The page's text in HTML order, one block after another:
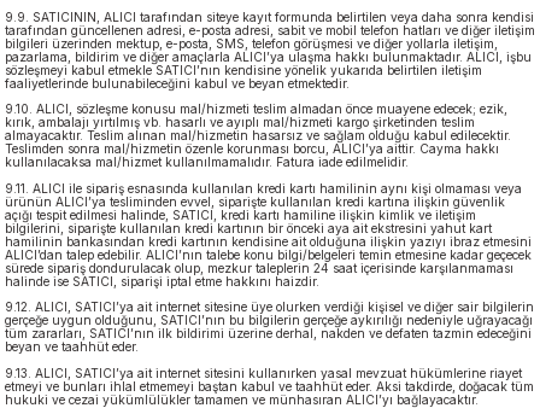
9.9. SATICININ, ALICI tarafından siteye kayıt formunda belirtilen veya daha sonra kendisi
tarafından güncellenen adresi, e-posta adresi, sabit ve mobil telefon hatları ve diğer iletişim
bilgileri üzerinden mektup, e-posta, SMS, telefon görüşmesi ve diğer yollarla iletişim,
pazarlama, bildirim ve diğer amaçlarla ALICI’ya ulaşma hakkı bulunmaktadır. ALICI, işbu
sözleşmeyi kabul etmekle SATICI’nın kendisine yönelik yukarıda belirtilen iletişim
faaliyetlerinde bulunabileceğini kabul ve beyan etmektedir.
9.10. ALICI, sözleşme konusu mal/hizmeti teslim almadan önce muayene edecek; ezik,
kırık, ambalajı yırtılmış vb. hasarlı ve ayıplı mal/hizmeti kargo şirketinden teslim
almayacaktır. Teslim alınan mal/hizmetin hasarsız ve sağlam olduğu kabul edilecektir.
Teslimden sonra mal/hizmetin özenle korunması borcu, ALICI’ya aittir. Cayma hakkı
kullanılacaksa mal/hizmet kullanılmamalıdır. Fatura iade edilmelidir.
9.11. ALICI ile sipariş esnasında kullanılan kredi kartı hamilinin aynı kişi olmaması veya
ürünün ALICI’ya tesliminden evvel, siparişte kullanılan kredi kartına ilişkin güvenlik
açığı tespit edilmesi halinde, SATICI, kredi kartı hamiline ilişkin kimlik ve iletişim
bilgilerini, siparişte kullanılan kredi kartının bir önceki aya ait ekstresini yahut kart
hamilinin bankasından kredi kartının kendisine ait olduğuna ilişkin yazıyı ibraz etmesini
ALICI’dan talep edebilir. ALICI’nın talebe konu bilgi/belgeleri temin etmesine kadar geçecek
sürede sipariş dondurulacak olup, mezkur taleplerin 24 saat içerisinde karşılanmaması
halinde ise SATICI, siparişi iptal etme hakkını haizdir.
9.12. ALICI, SATICI’ya ait internet sitesine üye olurken verdiği kişisel ve diğer sair bilgilerin
gerçeğe uygun olduğunu, SATICI’nın bu bilgilerin gerçeğe aykırılığı nedeniyle uğrayacağı
tüm zararları, SATICI’nın ilk bildirimi üzerine derhal, nakden ve defaten tazmin edeceğini
beyan ve taahhüt eder.
9.13. ALICI, SATICI’ya ait internet sitesini kullanırken yasal mevzuat hükümlerine riayet
etmeyi ve bunları ihlal etmemeyi baştan kabul ve taahhüt eder. Aksi takdirde, doğacak tüm
hukuki ve cezai yükümlülükler tamamen ve münhasıran ALICI’yı bağlayacaktır.